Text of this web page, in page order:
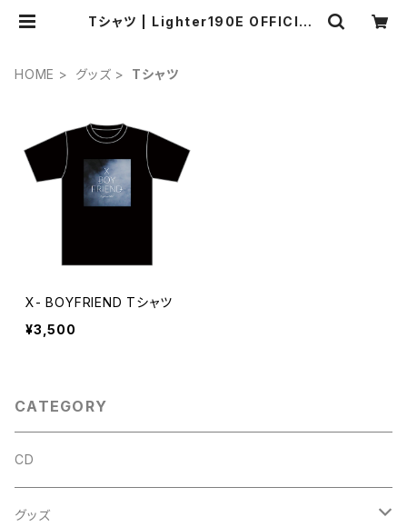
Tシャツ | Lighter190E OFFICIAL
HOME グッズ Tシャツ
X- BOYFRIEND Tシャツ
¥3,500
CATEGORY
CD
グッズ